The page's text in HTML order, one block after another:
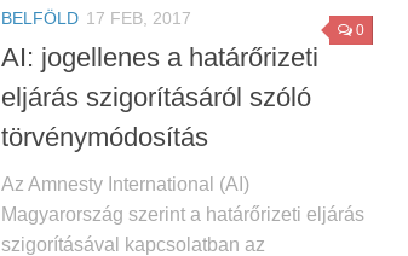
0
BELFÖLD 17 FEB, 2017
AI: jogellenes a határőrizeti
eljárás szigorításáról szóló
törvénymódosítás
Az Amnesty International (AI)
Magyarország szerint a határőrizeti eljárás
szigorításával kapcsolatban az